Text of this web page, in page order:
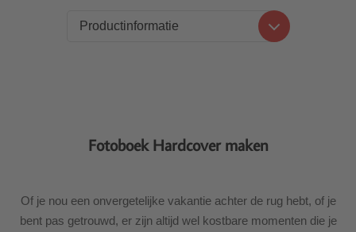
Productinformatie
Fotoboek Hardcover maken
Of je nou een onvergetelijke vakantie achter de rug hebt, of je
bent pas getrouwd, er zijn altijd wel kostbare momenten die je